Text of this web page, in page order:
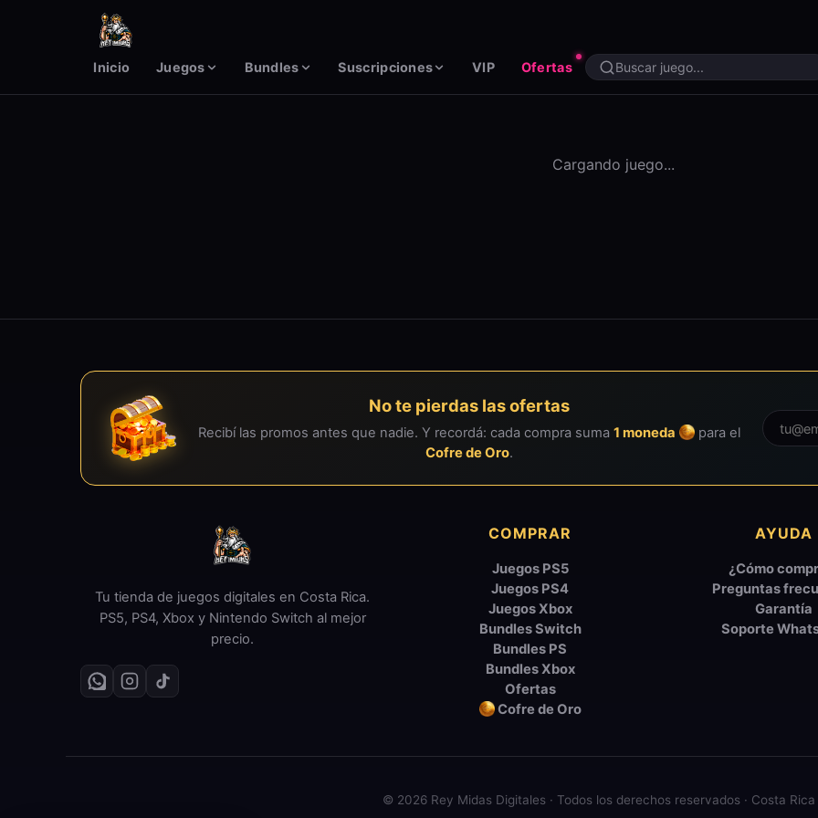
Inicio Juegos Bundles Suscripciones VIP Ofertas
Cargando juego...
No te pierdas las ofertas
Recibí las promos antes que nadie. Y recordá: cada compra suma1 moneda
para el
Cofre de Oro.
Tu tienda de juegos digitales en Costa Rica.
PS5, PS4, Xbox y Nintendo Switch al mejor
precio.
COMPRAR
Juegos PS5
Juegos PS4
Juegos Xbox
Bundles Switch
Bundles PS
Bundles Xbox
Ofertas
Cofre de Oro
AYUDA
¿Cómo
Preguntas
Garantía
Soporte
© 2026 Rey Midas Digitales · Todos los derechos reservados · Costa